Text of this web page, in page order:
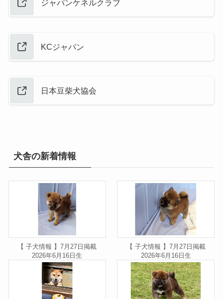
ジャパンケネルクラブ
KCジャパン
日本豆柴犬協会
犬舎の新着情報
【 子犬情報 】7月27日掲載
2026年6月16日生
【 子犬情報 】7月27日掲載
2026年6月16日生